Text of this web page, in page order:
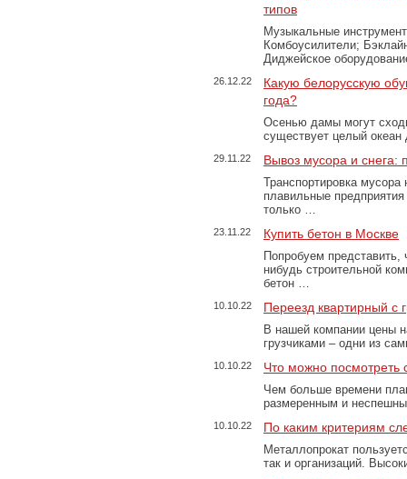
типов
Музыкальные
Комбоусилители;
Диджейское
26.12.22
Какую белорусскую
года?
Осенью дамы могут
существует целый
29.11.22 Вывоз мусора и
Транспортировка
плавильные
только …
23.11.22 Купить бетон в Москве
Попробуем представить,
нибудь строительной
бетон …
10.10.22 Переезд квартирный с
В нашей компании цены
грузчиками – одни из
10.10.22 Что можно посмотреть
Чем больше времени
размеренным и
10.10.22 По каким критериям
Металлопрокат
так и организаций.